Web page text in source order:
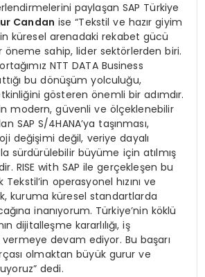
paylaşan SAP Türkiye
Candan ise “Tekstil ve hazır giyim
küresel arenadaki rekabet gücü
öneme sahip, lider sektörlerden biri.
NTT DATA Business
bu dönüşüm yolculuğu,
gösteren önemli bir adımdır.
modern, güvenli ve ölçeklenebilir
SAP S/4HANA’ya taşınması,
değişimi değil, veriye dayalı
sürdürülebilir büyüme için atılmış
RISE with SAP ile gerçekleşen bu
operasyonel hızını ve
kuruma küresel standartlarda
inanıyorum. Türkiye’nin köklü
dijitalleşme kararlılığı, iş
devam ediyor. Bu başarı
olmaktan büyük gurur ve
dedi.